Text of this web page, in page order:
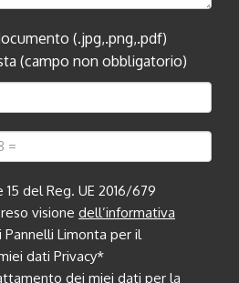
(.jpg,.png,.pdf)
(campo non obbligatorio)
15 del Reg. UE 2016/679
visione dell’informativa
Pannelli Limonta per il
dati Privacy*
dei miei dati per la